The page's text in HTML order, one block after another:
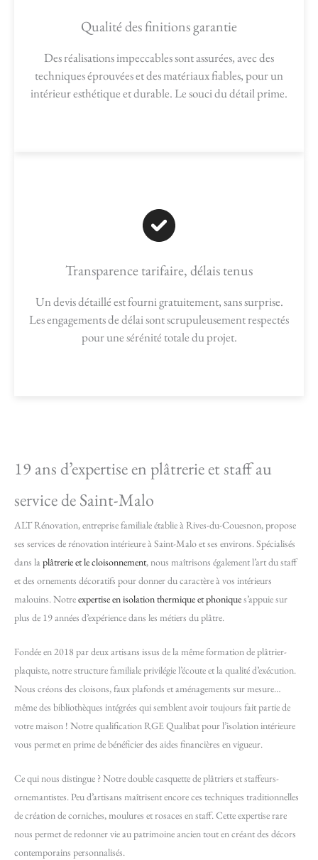
Qualité des finitions garantie
Des réalisations impeccables sont assurées, avec des
techniques éprouvées et des matériaux fiables, pour un
intérieur esthétique et durable. Le souci du détail prime.
Transparence tarifaire, délais tenus
Un devis détaillé est fourni gratuitement, sans surprise.
Les engagements de délai sont scrupuleusement respectés
pour une sérénité totale du projet.
19 ans d’expertise en plâtrerie et staff au
service de Saint-Malo
ALT Rénovation, entreprise familiale établie à Rives-du-Couesnon, propose
ses services de rénovation intérieure à Saint-Malo et ses environs. Spécialisés
dans la plâtrerie et le cloisonnement, nous maîtrisons également l’art du staff
et des ornements décoratifs pour donner du caractère à vos intérieurs
malouins. Notreexpertise en isolation thermique et phoniques’appuie sur
plus de 19 années d’expérience dans les métiers du plâtre.
Fondée en 2018 par deux artisans issus de la même formation de plâtrier-
plaquiste, notre structure familiale privilégie l’écoute et la qualité d’exécution.
Nous créons des cloisons, faux plafonds et aménagements sur mesure…
même des bibliothèques intégrées qui semblent avoir toujours fait partie de
votre maison ! Notre qualification RGE Qualibat pour l’isolation intérieure
vous permet en prime de bénéficier des aides financières en vigueur.
Ce qui nous distingue ? Notre double casquette de plâtriers et staffeurs-
ornemantistes. Peu d’artisans maîtrisent encore ces techniques traditionnelles
de création de corniches, moulures et rosaces en staff. Cette expertise rare
nous permet de redonner vie au patrimoine ancien tout en créant des décors
contemporains personnalisés.